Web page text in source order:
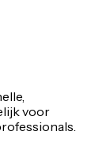
voor